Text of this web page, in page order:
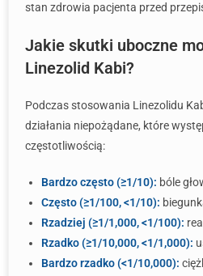
stan zdrowia pacjenta przed
Jakie skutki uboczne
Linezolid Kabi?
Podczas stosowania Linezolidu
działania niepożądane, które
częstotliwością:
Bardzo często (≥1/10): bóle
Często (≥1/100, <1/10):
Rzadziej (≥1/1,000, <1/100):
Rzadko (≥1/10,000, <1/1,000):
Bardzo rzadko (<1/10,000):